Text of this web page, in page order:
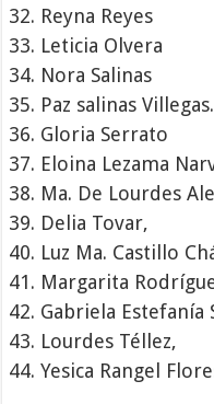
Reyna Reyes
Leticia Olvera
Nora Salinas
Paz salinas Villegas.
Gloria Serrato
Eloina Lezama
Ma. De Lourdes
Delia Tovar,
Luz Ma. Castillo
Margarita
Gabriela Estefanía
Lourdes Téllez,
Yesica Rangel